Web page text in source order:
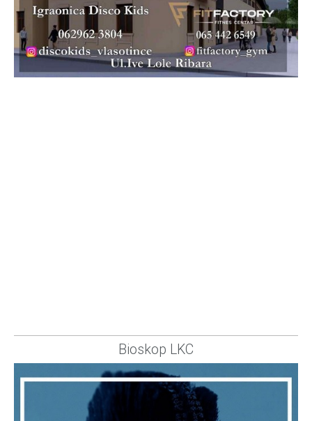
Bioskop LKC